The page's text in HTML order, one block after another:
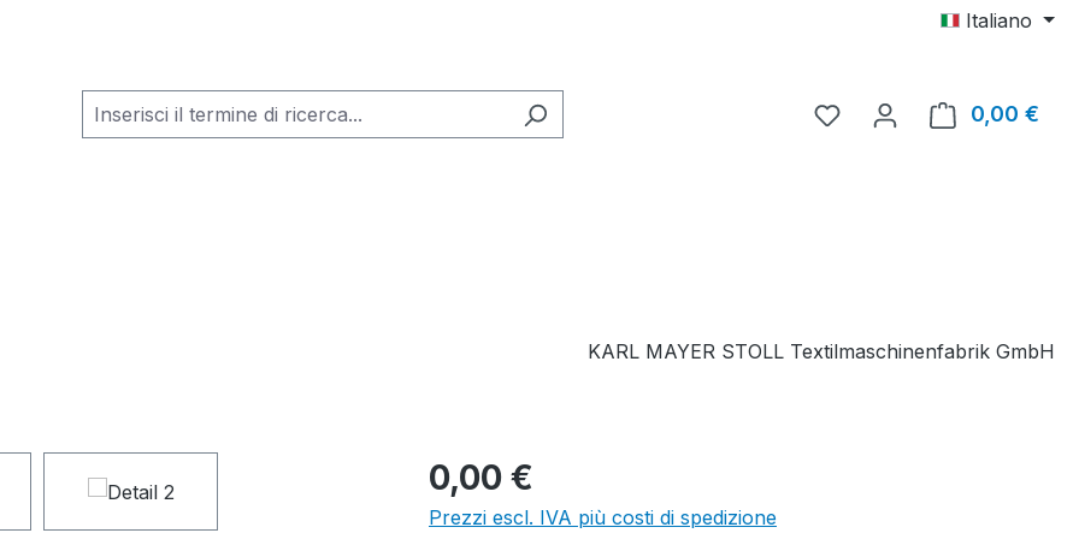
Italiano
Hai 0 articoli nella lista
0,00 €
KARL MAYER STOLL Textilmaschinenfabrik GmbH
0,00 €
Prezzi escl. IVA più costi di spedizione